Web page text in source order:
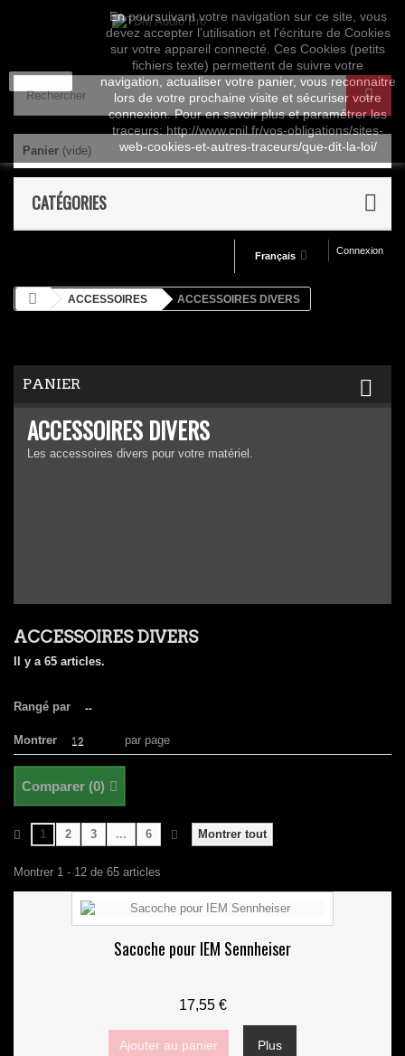
Panier (vide)
CATÉGORIES
Connexion
Français
ACCESSOIRES ACCESSOIRES DIVERS
PANIER
ACCESSOIRES DIVERS
Les accessoires divers pour votre matériel.
ACCESSOIRES DIVERS
Il y a 65 articles.
Rangé par --
Montrer 12 par page
Comparer (0)
Montrer tout
1 2 3 ... 6
Montrer 1 - 12 de 65 articles
Sacoche pour IEM Sennheiser
17,55 €
Ajouter au panier Plus
En poursuivant votre navigation sur ce site, vous
devez accepter l’utilisation et l'écriture de Cookies
sur votre appareil connecté. Ces Cookies (petits
fichiers texte) permettent de suivre votre
navigation, actualiser votre panier, vous reconnaitre
lors de votre prochaine visite et sécuriser votre
connexion. Pour en savoir plus et paramétrer les
traceurs: http://www.cnil.fr/vos-obligations/sites-
web-cookies-et-autres-traceurs/que-dit-la-loi/